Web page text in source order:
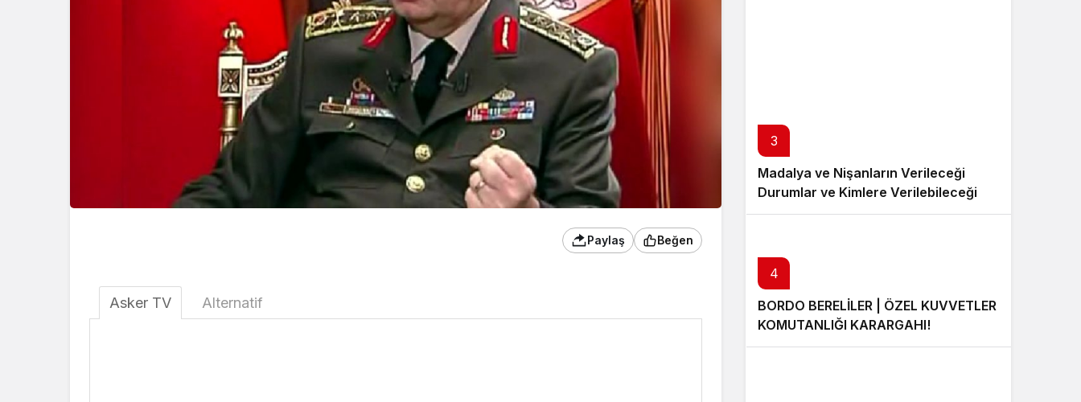
Paylaş Beğen
Asker TV Alternatif
3
Madalya ve Nişanların Verileceği
Durumlar ve Kimlere Verilebileceği
4
BORDO BERELİLER | ÖZEL KUVVETLER
KOMUTANLIĞI KARARGAHI!